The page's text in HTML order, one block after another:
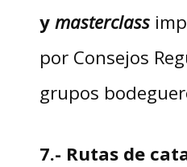
y masterclass
por Consejos
grupos
7.- Rutas de